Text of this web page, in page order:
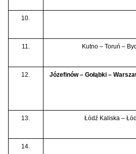
10.
11. Kutno – Toruń –
12. Józefinów – Gołąbki –
13. Łódź Kaliska –
14.